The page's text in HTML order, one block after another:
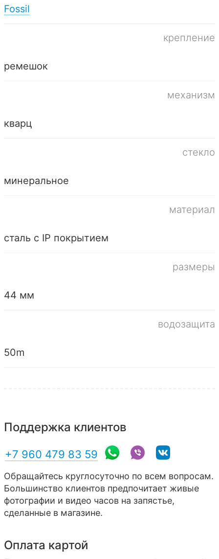
Fossil
крепление
ремешок
механизм
кварц
стекло
минеральное
материал
сталь с IP покрытием
размеры
44 мм
водозащита
50m
Поддержка клиентов
+7 960 479 83 59
Обращайтесь круглосуточно по всем вопросам.
Большинство клиентов предпочитает живые
фотографии и видео часов на запястье,
сделанные в магазине.
Оплата картой